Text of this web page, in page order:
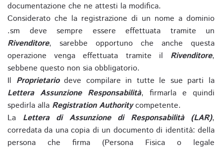
documentazione che ne attesti la modifica.
Considerato che la registrazione di un nome a dominio
.sm deve sempre essere effettuata tramite un
Rivenditore, sarebbe opportuno che anche questa
operazione venga effettuata tramite il Rivenditore,
sebbene questo non sia obbligatorio.
Il Proprietariodeve compilare in tutte le sue parti la
Lettera Assunzione Responsabilità, firmarla e quindi
spedirla alla Registration Authoritycompetente.
La Lettera di Assunzione di Responsabilità (LAR),
corredata da una copia di un documento di identità: della
persona che firma (Persona Fisica o legale